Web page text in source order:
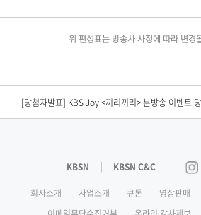
위 편성표는 방송사 사정에 따라 변경
[편성공지] KBS N SPORTS <2026 KBO리그> 경기
[당첨자발표] KBS Joy <끼리끼리> 본방송 이벤트
[당첨자발표] KBS Drama <결혼의 완성> 시청인증
[당첨자발표] <닥치고 한일전> 2회 본방송 이벤트
KBSN KBSN C&C 인
회사소개
사업소개 큐톤 영상판매